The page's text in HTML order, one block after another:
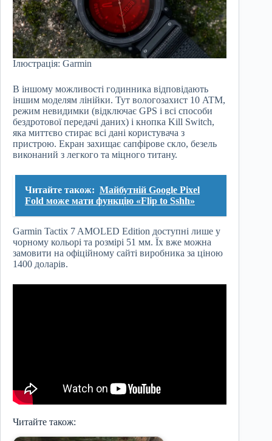
Ілюстрація: Garmin
В іншому можливості годинника відповідають
іншим моделям лінійки. Тут вологозахист 10 ATM,
режим невидимки (відключає GPS і всі способи
бездротової передачі даних) і кнопка Kill Switch,
яка миттєво стирає всі дані користувача з
пристрою. Екран захищає сапфірове скло, безель
виконаний з легкого та міцного титану.
Читайте також: Майбутній Google Pixel
Fold може мати функцію «Flip to Sshh»
Garmin Tactix 7 AMOLED Edition доступні лише у
чорному кольорі та розмірі 51 мм. Їх вже можна
замовити на офіційному сайті виробника за ціною
1400 доларів.
Читайте також: